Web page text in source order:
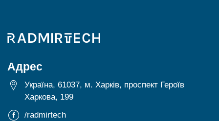
Адрес
Україна, 61037, м. Харків, проспект Героїв
Харкова, 199
/radmirtech